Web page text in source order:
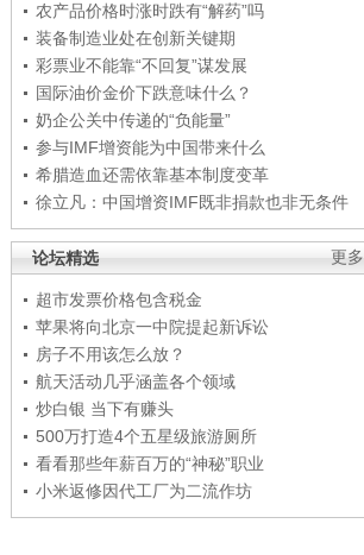
农产品价格时涨时跌有“解药”吗
装备制造业处在创新关键期
彩票业不能靠“不回复”谋发展
国际油价金价下跌意味什么？
奶企公关中传递的“负能量”
参与IMF增资能为中国带来什么
希腊造血还需依靠基本制度变革
徐立凡：中国增资IMF既非捐款也非无条件
更多
论坛精选
超市发票价格包含税金
苹果将向北京一中院提起新诉讼
房子不用该怎么放？
航天活动几乎涵盖各个领域
炒白银 当下有赚头
500万打造4个五星级旅游厕所
看看那些年薪百万的“神秘”职业
小米返修因代工厂为二流作坊